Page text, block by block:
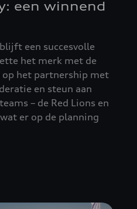
een winnend
een succesvolle
het merk met de
het partnership met
en steun aan
– de Red Lions en
er op de planning